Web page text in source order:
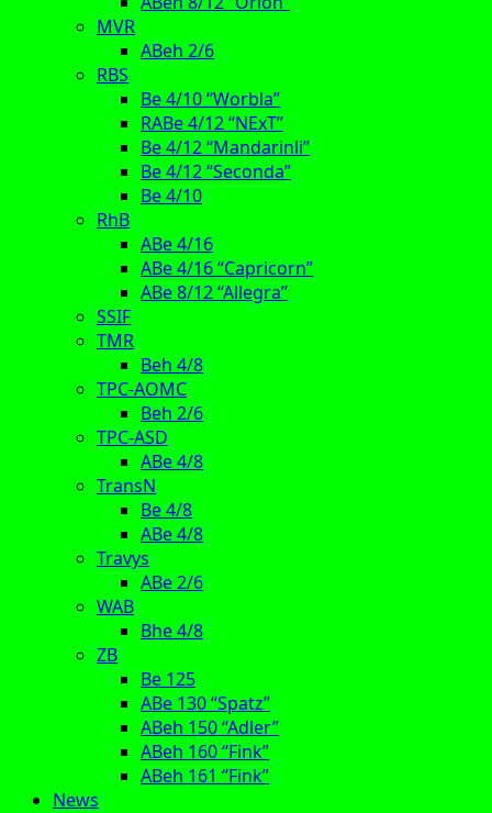
MVR
ABeh 2/6
RBS
Be 4/10 “Worbla”
RABe 4/12 “NExT”
Be 4/12 “Mandarinli”
Be 4/12 “Seconda”
Be 4/10
RhB
ABe 4/16
ABe 4/16 “Capricorn”
ABe 8/12 “Allegra”
SSIF
TMR
Beh 4/8
TPC-AOMC
Beh 2/6
TPC-ASD
ABe 4/8
TransN
Be 4/8
ABe 4/8
Travys
ABe 2/6
WAB
Bhe 4/8
ZB
Be 125
ABe 130 “Spatz”
ABeh 150 “Adler”
ABeh 160 “Fink”
ABeh 161 “Fink”
News